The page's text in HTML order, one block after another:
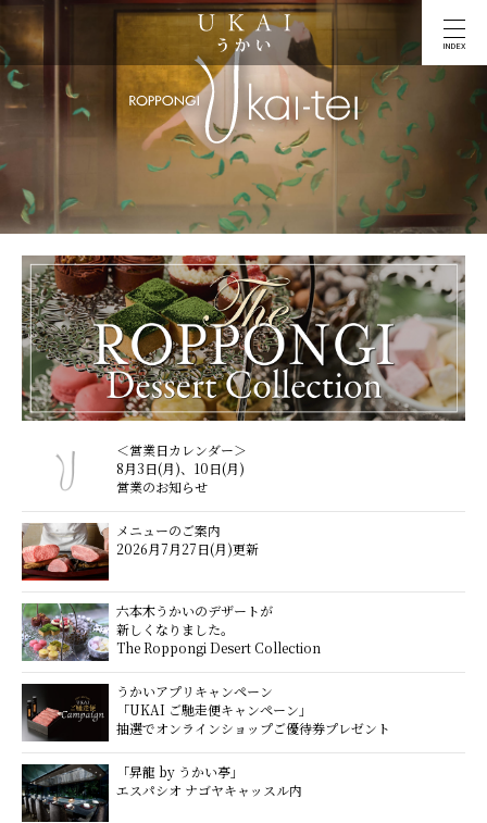
INDEX
＜営業日カレンダー＞
8月3日(月)、10日(月)
営業のお知らせ
メニューのご案内
2026月7月27日(月)更新
六本木うかいのデザートが
新しくなりました。
The Roppongi Desert Collection
うかいアプリキャンペーン
「UKAI ご馳走便キャンペーン」
抽選でオンラインショップご優待券プレゼント
「昇龍 by うかい亭」
エスパシオ ナゴヤキャッスル内